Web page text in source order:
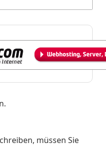
müssen Sie